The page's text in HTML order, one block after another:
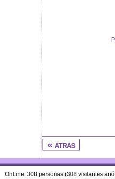
« atras
OnLine: 308 personas (308 visitantes